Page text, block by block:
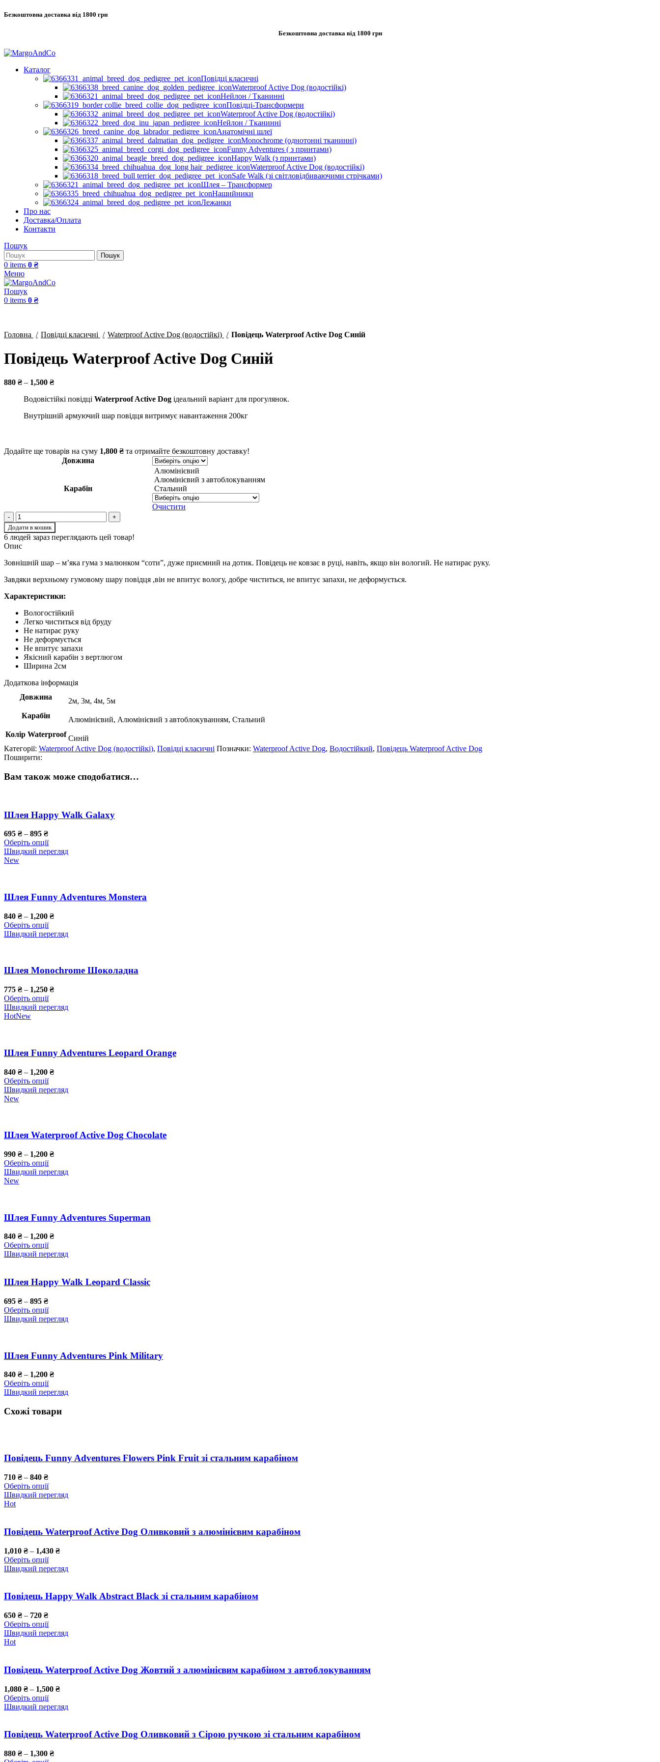
Безкоштовна доставка від 1800 грн
Безкоштовна доставка від 1800 грн
Каталог
Повідці класичні
Waterproof Active Dog (водостійкі)
Нейлон / Тканинні
Повідці-Трансформери
Waterproof Active Dog (водостійкі)
Нейлон / Тканинні
Анатомічні шлеї
Monochrome (однотонні тканинні)
Funny Adventures ( з принтами)
Happy Walk (з принтами)
Waterproof Active Dog (водостійкі)
Safe Walk (зі світловідбиваючими стрічками)
Шлея – Трансформер
Нашийники
Лежанки
Про нас
Доставка/Оплата
Контакти
Пошук
Пошук
0 items 0 ₴
Меню
Пошук
0 items 0 ₴
Головна
Повідці класичні Waterproof Active Dog (водостійкі) Повідець Waterproof Active Dog Синій
Повідець Waterproof Active Dog Синій
880 ₴ – 1,500 ₴
Водовістійкі повідці Waterproof Active Dog ідеальний варіант для прогулянок.
Внутрішній армуючий шар повідця витримує навантаження 200кг
Додайте ще товарів на суму 1,800 ₴ та отримайте безкоштовну доставку!
Довжина
Карабін
Алюмінієвий
Алюмінієвий з автоблокуванням
Стальний
Очистити
Додати в кошик
6 людей зараз переглядають цей товар!
Опис
Зовнішній шар – м’яка гума з малюнком “соти”, дуже приємний на дотик. Повідець не ковзає в руці, навіть, якщо він вологий. Не натирає руку.
Завдяки верхньому гумовому шару повідця ,він не впитує вологу, добре чиститься, не впитує запахи, не деформується.
Характеристики:
Вологостійкий
Легко чиститься від бруду
Не натирає руку
Не деформується
Не впитує запахи
Якісний карабін з вертлюгом
Ширина 2см
Додаткова інформація
Довжина
2м, 3м, 4м, 5м
Карабін
Алюмінієвий, Алюмінієвий з автоблокуванням, Стальний
Колір Waterproof Синій
Категорії: Waterproof Active Dog (водостійкі), Повідці класичні Позначки: Waterproof Active Dog, Водостійкий, Повідець Waterproof Active Dog
Поширити:
Вам також може сподобатися…
Шлея Happy Walk Galaxy
695 ₴ – 895 ₴
Оберіть опції
Швидкий перегляд
New
Шлея Funny Adventures Monstera
840 ₴ – 1,200 ₴
Оберіть опції
Швидкий перегляд
Шлея Monochrome Шоколадна
775 ₴ – 1,250 ₴
Оберіть опції
Швидкий перегляд
HotNew
Шлея Funny Adventures Leopard Orange
840 ₴ – 1,200 ₴
Оберіть опції
Швидкий перегляд
New
Шлея Waterproof Active Dog Chocolate
990 ₴ – 1,200 ₴
Оберіть опції
Швидкий перегляд
New
Шлея Funny Adventures Superman
840 ₴ – 1,200 ₴
Оберіть опції
Швидкий перегляд
Шлея Happy Walk Leopard Classic
695 ₴ – 895 ₴
Оберіть опції
Швидкий перегляд
Шлея Funny Adventures Pink Military
840 ₴ – 1,200 ₴
Оберіть опції
Швидкий перегляд
Схожі товари
Повідець Funny Adventures Flowers Pink Fruit зі стальним карабіном
710 ₴ – 840 ₴
Оберіть опції
Швидкий перегляд
Hot
Повідець Waterproof Active Dog Оливковий з алюмінієвим карабіном
1,010 ₴ – 1,430 ₴
Оберіть опції
Швидкий перегляд
Повідець Happy Walk Abstract Black зі стальним карабіном
650 ₴ – 720 ₴
Оберіть опції
Швидкий перегляд
Hot
Повідець Waterproof Active Dog Жовтий з алюмінієвим карабіном з автоблокуванням
1,080 ₴ – 1,500 ₴
Оберіть опції
Швидкий перегляд
Повідець Waterproof Active Dog Оливковий з Сірою ручкою зі стальним карабіном
880 ₴ – 1,300 ₴